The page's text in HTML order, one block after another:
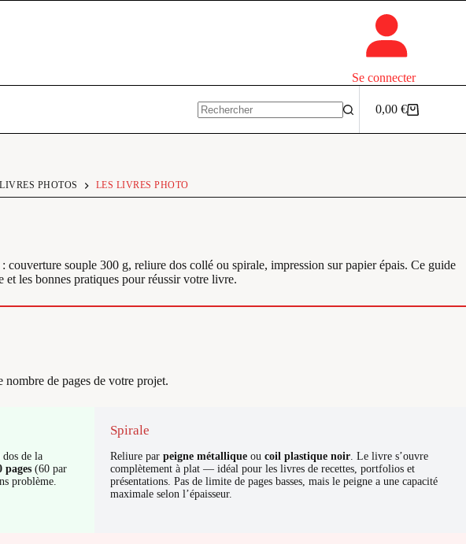
Se connecter
résultat
Panier
0,00 €
PHOTOS LES LIVRES PHOTO
souple 300 g, reliure dos collé ou spirale, impression sur papier épais. Ce guide
les bonnes pratiques pour réussir votre livre.
nombre de pages de votre projet.
dos de la
(60 par
problème.
Spirale
Reliure par peigne métallique ou coil plastique noir . Le livre s’ouvre
complètement à plat — idéal pour les livres de recettes, portfolios et
présentations. Pas de limite de pages basses, mais le peigne a une capacité
maximale selon l’épaisseur.